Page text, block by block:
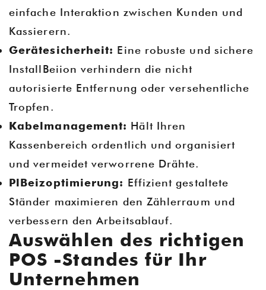
einfache Interaktion zwischen Kunden und
Kassierern.
Gerätesicherheit: Eine robuste und sichere
InstallBeiion verhindern die nicht
autorisierte Entfernung oder versehentliche
Tropfen.
Kabelmanagement: Hält Ihren
Kassenbereich ordentlich und organisiert
und vermeidet verworrene Drähte.
PlBeizoptimierung: Effizient gestaltete
Ständer maximieren den Zählerraum und
verbessern den Arbeitsablauf.
Auswählen des richtigen
POS -Standes für Ihr
Unternehmen